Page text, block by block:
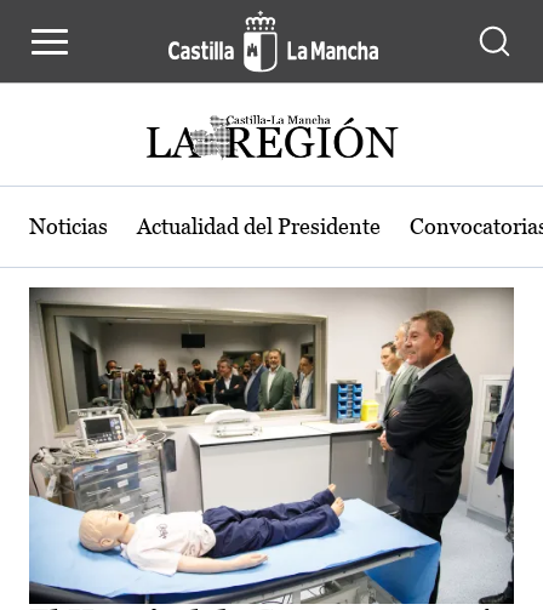
Actualidad de la región de Castilla-
Noticias Actualidad del Presidente